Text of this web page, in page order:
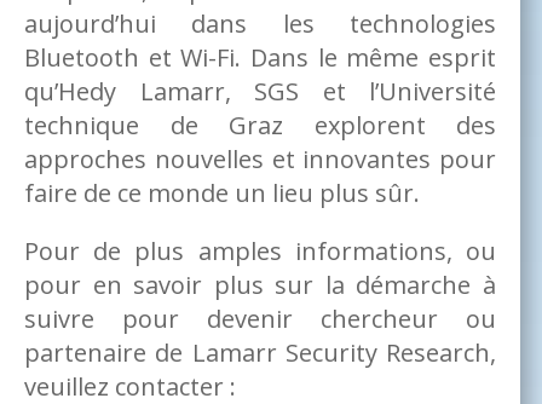
aujourd’hui dans les technologies
Bluetooth et Wi-Fi. Dans le même esprit
qu’Hedy Lamarr, SGS et l’Université
technique de Graz explorent des
approches nouvelles et innovantes pour
faire de ce monde un lieu plus sûr.
Pour de plus amples informations, ou
pour en savoir plus sur la démarche à
suivre pour devenir chercheur ou
partenaire de Lamarr Security Research,
veuillez contacter :